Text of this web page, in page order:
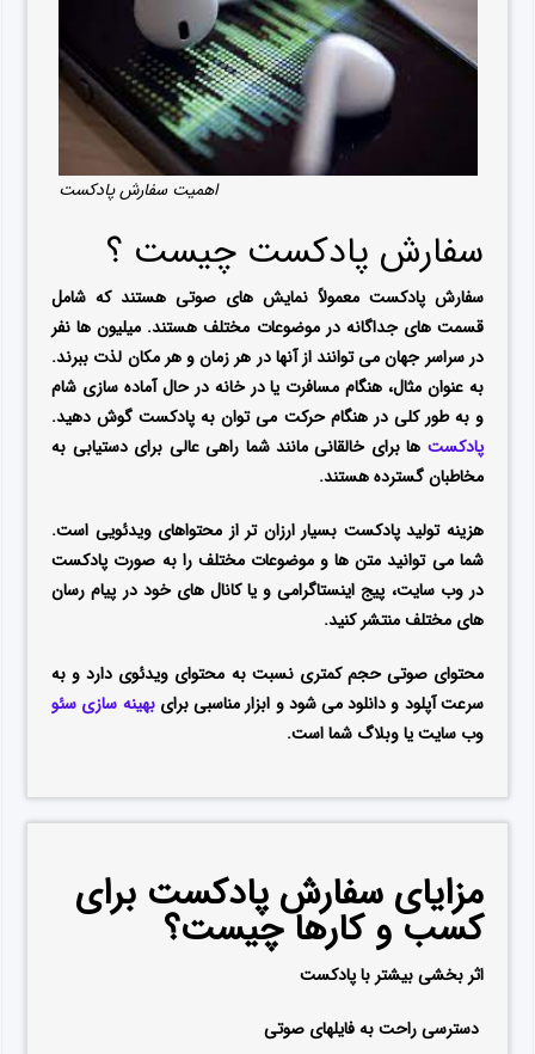
اهمیت سفارش پادکست
سفارش پادکست چیست ؟
سفارش پادکست معمولاً نمایش های صوتی هستند که شامل
قسمت های جداگانه در موضوعات مختلف هستند. میلیون ها نفر
در سراسر جهان می توانند از آنها در هر زمان و هر مکان لذت ببرند.
به عنوان مثال، هنگام مسافرت یا در خانه در حال آماده سازی شام
و به طور کلی در هنگام حرکت می توان به پادکست گوش دهید.
پادکست ها برای خالقانی مانند شما راهی عالی برای دستیابی به
مخاطبان گسترده هستند.
هزینه تولید پادکست بسیار ارزان تر از محتواهای ویدئویی است.
شما می توانید متن ها و موضوعات مختلف را به صورت پادکست
در وب سایت، پیج اینستاگرامی و یا کانال های خود در پیام رسان
های مختلف منتشر کنید.
محتوای صوتی حجم کمتری نسبت به محتوای ویدئوی دارد و به
سرعت آپلود و دانلود می شود و ابزار مناسبی برایبهینه سازی سئو
وب سایت یا وبلاگ شما است.
مزایای سفارش پادکستبرای
کسب و کارها چیست؟
اثر بخشی بیشتر با پادکست
دسترسی راحت به فایلهای صوتی